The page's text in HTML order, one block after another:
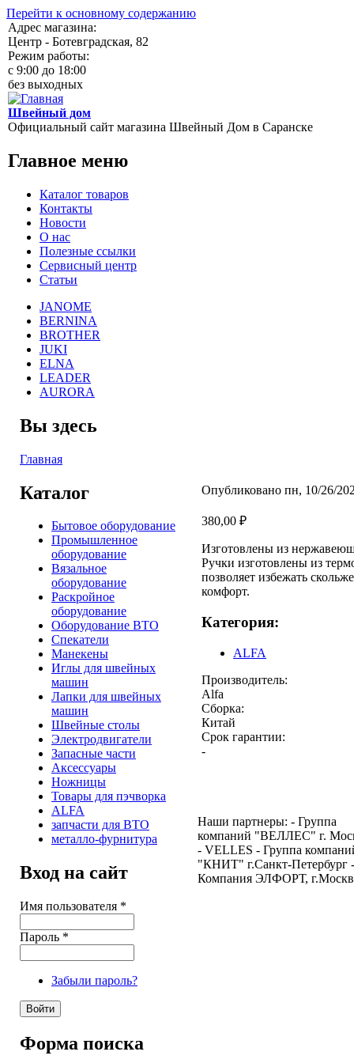
Перейти к основному содержанию
Адрес магазина:
Центр - Ботевградская, 82
Режим работы:
c 9:00 до 18:00
без выходных
Швейный дом
Официальный сайт магазина Швейный Дом в Саранске
Главное меню
Каталог товаров
Контакты
Новости
О нас
Полезные ссылки
Сервисный центр
Статьи
JANOME
BERNINA
BROTHER
JUKI
ELNA
LEADER
AURORA
Вы здесь
Главная
Каталог
Бытовое оборудование
Промышленное
оборудование
Вязальное
оборудование
Раскройное
оборудование
Оборудование ВТО
Спекатели
Манекены
Иглы для швейных
машин
Лапки для швейных
машин
Швейные столы
Электродвигатели
Запасные части
Аксессуары
Ножницы
Товары для пэчворка
ALFA
запчасти для ВТО
металло-фурнитура
Вход на сайт
Имя пользователя *
Пароль *
Забыли пароль?
Форма поиска
Опубликовано пн, 10/26/
380,00 ₽
Изготовлены из
Ручки изготовлены из
позволяет избежать
комфорт.
Категория:
ALFA
Производитель:
Alfa
Сборка:
Китай
Срок гарантии:
-
Наши партнеры: - Группа
компаний "ВЕЛЛЕС" г.
- VELLES - Группа
"КНИТ" г.Санкт-Петербург -
Компания ЭЛФОРТ,